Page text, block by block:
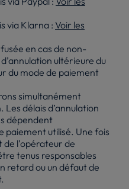
via Klarna : Voir les
en cas de non-
ultérieure du
du mode de paiement
simultanément
Les délais d’annulation
dépendent
paiement utilisé. Une fois
l’opérateur de
tenus responsables
retard ou un défaut de